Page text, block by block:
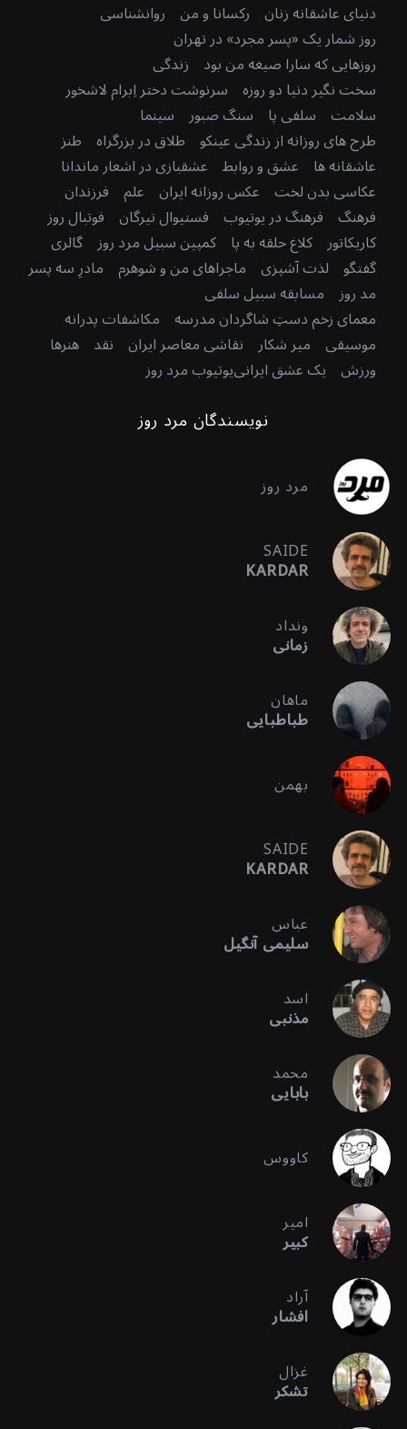
دنیای عاشقانه زنان رکسانا و من روانشناسی
روز شمار یک «پسر مجرد» در تهران
روزهایی که سارا صیغه من بود زندگی
سخت نگیر دنیا دو روزه سرنوشت دختر اِبرام لاشخور
سلامت سلفی پا سنگ صبور سینما
طرح های روزانه از زندگی عینکو طلاق در بزرگراه طنز
عاشقانه ها عشق و روابط عشقبازی در اشعار ماندانا
عکاسی بدن لخت عکس روزانه ایران علم فرزندان
فرهنگ فرهنگ در یوتیوب فستیوال تیرگان فوتبال روز
کاریکاتور کلاغ حلقه به پا کمپین سبیل مرد روز گالری
گفتگو لذت آشپزی ماجراهای من و شوهرم مادرِ سه پسر
مد روز مسابقه سبیل سلفی
معمای زخم دستِ شاگردان مدرسه مکاشفات پدرانه
موسیقی میر شکار نقاشی معاصر ایران نقد هنرها
ورزش یک عشق ایرانییوتیوب مرد روز
نویسندگان مرد روز
مرد روز
SAIDE
KARDAR
ونداد
زمانی
ماهان
طباطبایی
بهمن
SAIDE
KARDAR
عباس
سلیمی آنگیل
اسد
مذنبی
محمد
بابایی
کاووس
امیر
کبیر
آراد
افشار
غزال
تشکر